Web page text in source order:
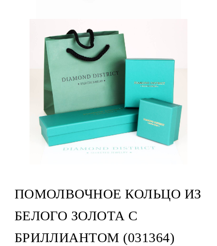
ПОМОЛВОЧНОЕ КОЛЬЦО ИЗ
БЕЛОГО ЗОЛОТА С
БРИЛЛИАНТОМ (031364)